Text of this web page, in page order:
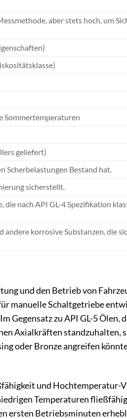
aber stets hoch, um
Sommertemperaturen
geliefert)
Scherbelastungen Bestand hat.
sicherstellt.
nach API GL-4 Spezifikation
korrosive Substanzen, die
und den Betrieb von
manuelle Schaltgetriebe
Gegensatz zu API GL-5 Ölen,
Axialkräften standzuhalten,
oder Bronze angreifen
und Hochtemperatur-
Temperaturen
ersten Betriebsminuten